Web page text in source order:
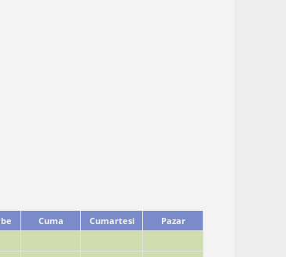
Cuma Cumartesi
Pazar